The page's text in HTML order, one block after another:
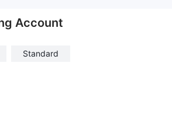
Account
Standard